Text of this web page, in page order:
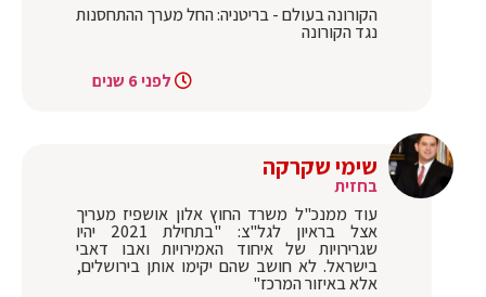
הקורונה בעולם - בריטניה: החל מערך ההתחסנות
נגד הקורונה
לפני 6 שנים
שימי שקרקה
בחזית
עוד ממנכ"ל משרד החוץ אלון אושפיז מעריך
אצל בראיון לגל"צ: "בתחילת 2021 יהיו
שגרירויות של איחוד האמירויות ואבו דאבי
בישראל. לא חושב שהם יקימו אותן בירושלים,
אלא באיזור המרכז"